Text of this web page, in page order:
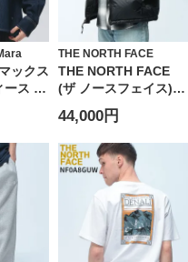
ックス
ース デ
ロゴ
ケッ
ツ ジャ
フォ
THE NORTH FACE
THE NORTH FACE
(ザ ノースフェイス)
ダウンベスト ヌプシ
ベスト フード収納 フ
ルジップ 700フィルパ
ワー 1996 RETRO
NUPTSE VEST
44,000円